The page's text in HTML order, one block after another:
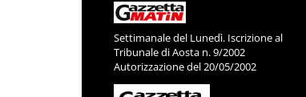
Settimanale del Lunedì. Iscrizione al
Tribunale di Aosta n. 9/2002
Autorizzazione del 20/05/2002